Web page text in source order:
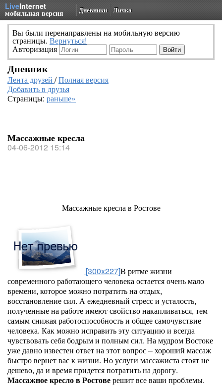
LiveInternet
мобильная версия Дневники Личка
Вы были перенаправлены на мобильную версию
страницы. Вернуться!
Авторизация
Дневник
Лента друзей /Полная версия
Добавить в друзья
Страницы: раньше»
Массажные кресла
04-06-2012 15:14
Массажные кресла в Ростове
[300x227]В ритме жизни
современного работающего человека остается очень мало
времени, которое можно потратить на отдых,
восстановление сил. А ежедневный стресс и усталость,
полученные на работе имеют свойство накапливаться, тем
самым снижая работоспособность и общее самочувствие
человека. Как можно исправить эту ситуацию и всегда
чувствовать себя бодрым и полным сил. На мудром Востоке
уже давно известен ответ на этот вопрос – хороший массаж
быстро вернет вас к жизни. Но услуги массажиста стоят не
дешево, да и время придется потратить на дорогу.
Массажное кресло в Ростоверешит все ваши проблемы.